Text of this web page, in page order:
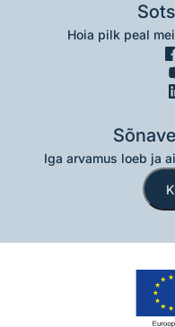
Hoia pilk peal
Iga arvamus loeb ja